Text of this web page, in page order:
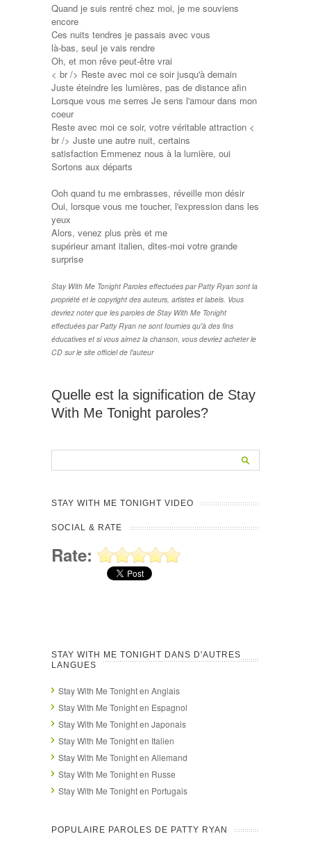
Quand je suis rentré chez moi, je me souviens
encore
Ces nuits tendres je passais avec vous
là-bas, seul je vais rendre
Oh, et mon rêve peut-être vrai
< br /> Reste avec moi ce soir jusqu'à demain
Juste éteindre les lumières, pas de distance afin
Lorsque vous me serres Je sens l'amour dans mon
coeur
Reste avec moi ce soir, votre véritable attraction <
br /> Juste une autre nuit, certains
satisfaction Emmenez nous à la lumière, oui
Sortons aux départs
Ooh quand tu me embrasses, réveille mon désir
Oui, lorsque vous me toucher, l'expression dans les
yeux
Alors, venez plus près et me
supérieur amant italien, dites-moi votre grande
surprise
Stay With Me Tonight Paroles effectuées par Patty Ryan sont la
propriété et le copyright des auteurs, artistes et labels. Vous
devriez noter que les paroles de Stay With Me Tonight
effectuées par Patty Ryan ne sont fournies qu'à des fins
éducatives et si vous aimez la chanson, vous devriez acheter le
CD sur le site officiel de l'auteur
Quelle est la signification de Stay
With Me Tonight paroles?
STAY WITH ME TONIGHT VIDEO
SOCIAL & RATE
Rate:
STAY WITH ME TONIGHT DANS D'AUTRES
LANGUES
Stay With Me Tonight en Anglais
Stay With Me Tonight en Espagnol
Stay With Me Tonight en Japonais
Stay With Me Tonight en Italien
Stay With Me Tonight en Allemand
Stay With Me Tonight en Russe
Stay With Me Tonight en Portugais
POPULAIRE PAROLES DE PATTY RYAN